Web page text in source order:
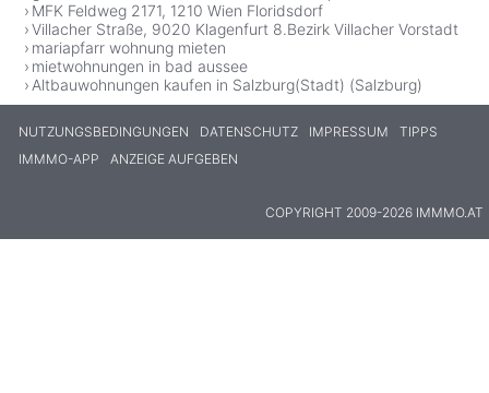
MFK Feldweg 2171, 1210 Wien Floridsdorf
Villacher Straße, 9020 Klagenfurt 8.Bezirk Villacher Vorstadt
mariapfarr wohnung mieten
mietwohnungen in bad aussee
Altbauwohnungen kaufen in Salzburg(Stadt) (Salzburg)
NUTZUNGSBEDINGUNGEN DATENSCHUTZ IMPRESSUM
TIPPS
IMMMO-APP
ANZEIGE AUFGEBEN
COPYRIGHT 2009-2026 IMMMO.AT